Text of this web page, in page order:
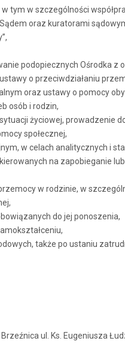
tym w szczególności
oraz kuratorami
podopiecznych Ośrodka z
o przeciwdziałaniu
oraz ustawy o pomocy
osób i rodzin,
życiowej, prowadzenie
społecznej,
w celach analitycznych i
na zapobieganie
w rodzinie, w
do jej ponoszenia,
także po ustaniu
ul. Ks. Eugeniusza